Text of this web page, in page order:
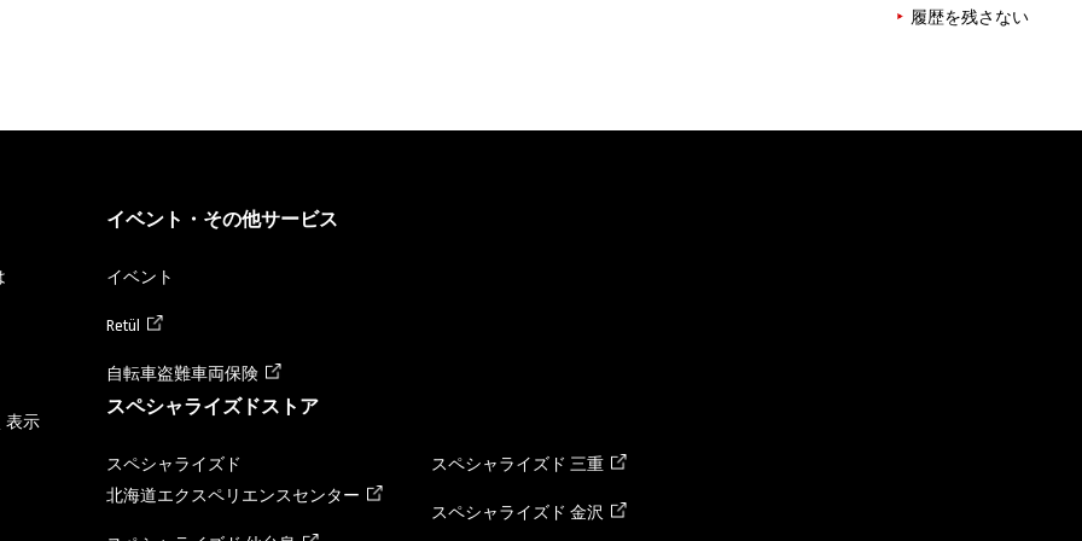
履歴を残さない
表示
イベント・その他サービス
イベント
Retül
自転車盗難車両保険
スペシャライズドストア
スペシャライズド
北海道エクスペリエンスセンター
スペシャライズド 三重
スペシャライズド 金沢